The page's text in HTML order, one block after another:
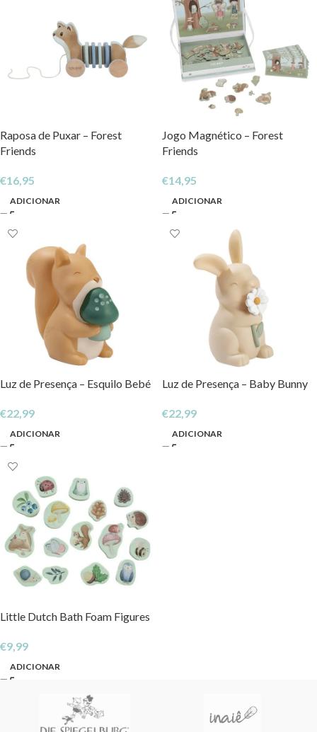
Raposa de Puxar – Forest
Friends
€16,95
ADICIONAR
Jogo Magnético – Forest
Friends
€14,95
ADICIONAR
Luz de Presença – Esquilo Bebé
€22,99
ADICIONAR
Luz de Presença – Baby Bunny
€22,99
ADICIONAR
Little Dutch Bath Foam Figures
€9,99
ADICIONAR